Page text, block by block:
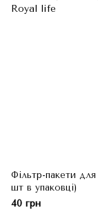
Фільтр-пакети для
шт в упаковці)
40 грн